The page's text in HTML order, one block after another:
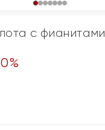
с фианитами
%